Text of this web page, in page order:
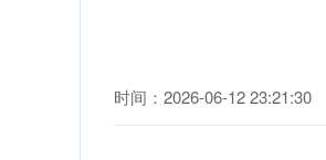
时间：2026-06-12 23:21:30